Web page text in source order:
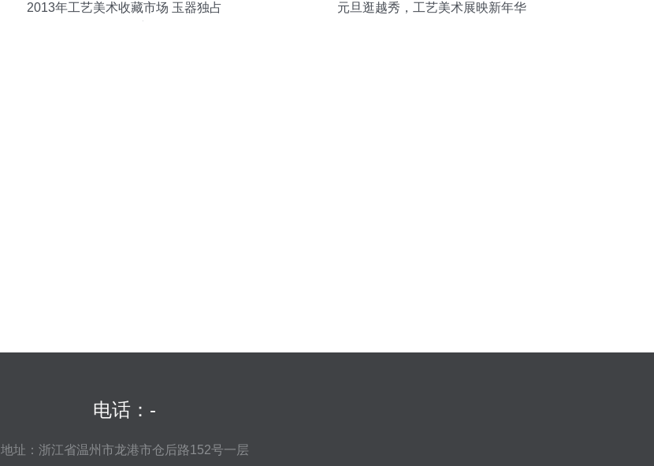
2013年工艺美术收藏市场 玉器独占
元旦逛越秀，工艺美术展映新年华
电话：-
地址：浙江省温州市龙港市仓后路152号一层